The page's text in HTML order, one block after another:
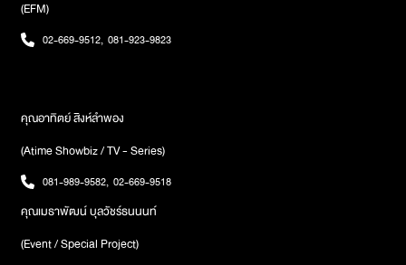
Bowkylion หรือ โบกี้-พิชญ์สินี วีระสุทธิมาศ11.Best Band of The
Year : Tilly Birds12.Best Album of The Year : Hugo อัลบั้ม ‘เรือ
(EFM)
02-669-9512, 081-923-9823
คุณอาทิตย์ สิงห์ลำพอง
(Atime Showbiz / TV - Series)
081-989-9582, 02-669-9518
คุณเมธาพัฒน์ บุลวัชร์ธนนนท์
(Event / Special Project)